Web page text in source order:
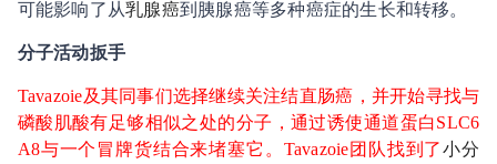
可能影响了从乳腺癌到胰腺癌等多种癌症的生长和转移。
分子活动扳手
Tavazoie及其同事们选择继续关注结直肠癌，并开始寻找与
磷酸肌酸有足够相似之处的分子，通过诱使通道蛋白SLC6
A8与一个冒牌货结合来堵塞它。Tavazoie团队找到了小分